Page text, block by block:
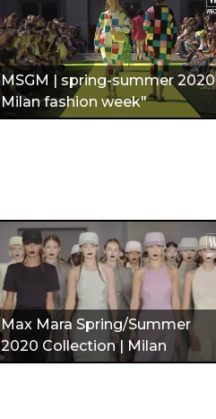
MSGM | spring-summer 2020
Milan fashion week"
Max Mara Spring/Summer
2020 Collection | Milan
fashion week"